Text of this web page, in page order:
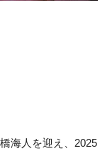
海人を迎え、2025